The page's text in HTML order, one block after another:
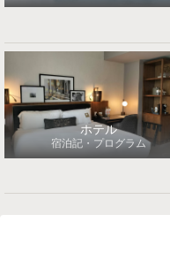
ホテル
宿泊記・プログラム